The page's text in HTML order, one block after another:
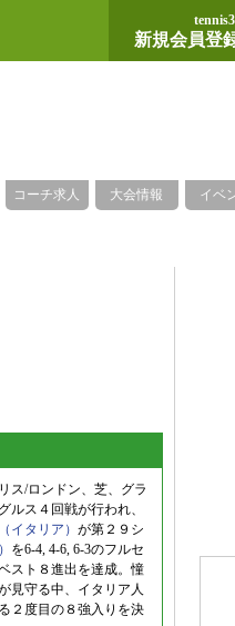
新規会員登
コーチ求人 大会情報 イベ
ス/ロンドン、芝、グラ
ルス４回戦が行われ、
イタリア） が第２９シ
を6-4, 4-6, 6-3のフルセ
スト８進出を達成。憧
見守る中、イタリア人
２度目の８強入りを決